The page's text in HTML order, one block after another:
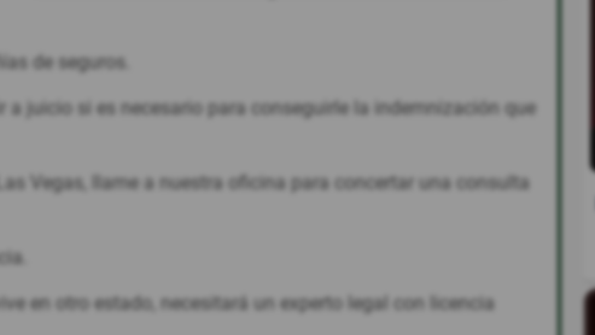
de seguros.
juicio si es necesario para conseguirle la indemnización que
Vegas, llame a nuestra oficina para concertar una consulta
en otro estado, necesitará un experto legal con licencia